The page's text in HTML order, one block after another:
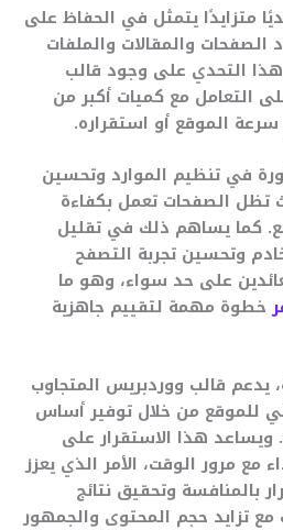
متزايدًا يتمثل في الحفاظ على
الصفحات والمقالات والملفات
هذا التحدي على وجود قالب
التعامل مع كميات أكبر من
الموقع أو استقراره.
في تنظيم الموارد وتحسين
تظل الصفحات تعمل بكفاءة
كما يساهم ذلك في تقليل
وتحسين تجربة التصفح
على حد سواء، وهو ما
خطوة مهمة لتقييم جاهزية
يدعم قالب ووردبريس المتجاوب
للموقع من خلال توفير أساس
هذا الاستقرار على
مع مرور الوقت، الأمر الذي يعزز
بالمنافسة وتحقيق نتائج
مع تزايد حجم المحتوى والجمهور